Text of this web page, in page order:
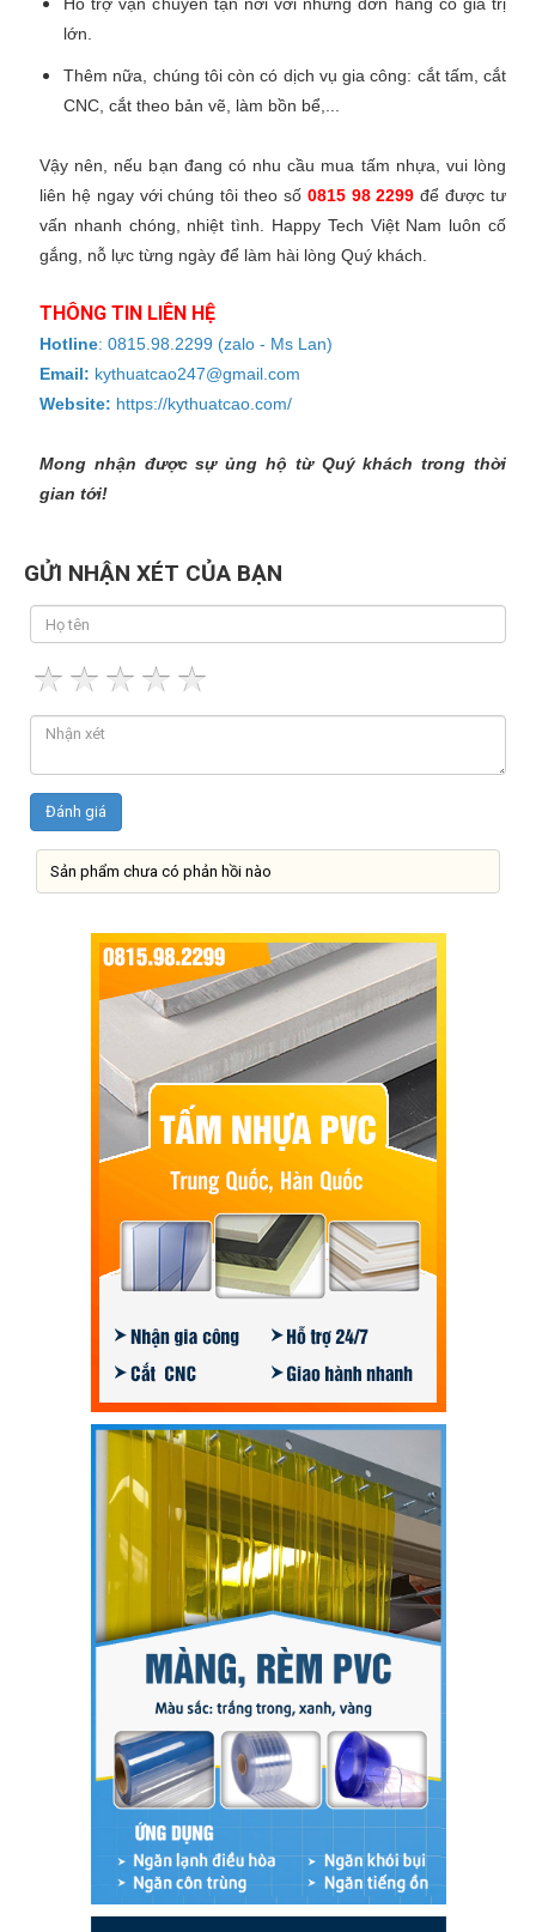
Hỗ trợ vận chuyển tận nơi với những đơn hàng có giá trị
lớn.
Thêm nữa, chúng tôi còn có dịch vụ gia công: cắt tấm, cắt
CNC, cắt theo bản vẽ, làm bồn bể,...
Vậy nên, nếu bạn đang có nhu cầu mua tấm nhựa, vui lòng
liên hệ ngay với chúng tôi theo số 0815 98 2299 để được tư
vấn nhanh chóng, nhiệt tình. Happy Tech Việt Nam luôn cố
gắng, nỗ lực từng ngày để làm hài lòng Quý khách.
THÔNG TIN LIÊN HỆ
Hotline: 0815.98.2299 (zalo - Ms Lan)
Email: kythuatcao247@gmail.com
Website: https://kythuatcao.com/
Mong nhận được sự ủng hộ từ Quý khách trong thời
gian tới!
GỬI NHẬN XÉT CỦA BẠN
Sản phẩm chưa có phản hồi nào